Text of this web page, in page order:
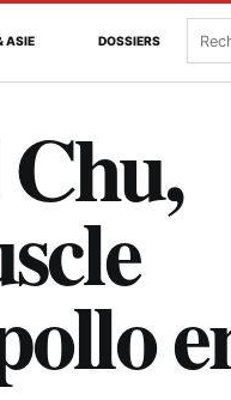
ASIE DOSSIERS